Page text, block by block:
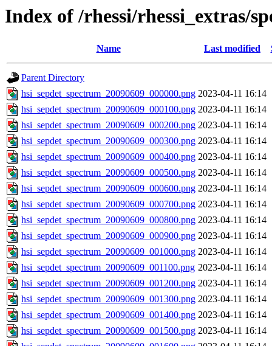
Index of /rhessi/rhessi_extras/
Name Last modified
Parent Directory
hsi_sepdet_spectrum_20090609_000000.png 2023-04-11 16:14
hsi_sepdet_spectrum_20090609_000100.png 2023-04-11 16:14
hsi_sepdet_spectrum_20090609_000200.png 2023-04-11 16:14
hsi_sepdet_spectrum_20090609_000300.png 2023-04-11 16:14
hsi_sepdet_spectrum_20090609_000400.png 2023-04-11 16:14
hsi_sepdet_spectrum_20090609_000500.png 2023-04-11 16:14
hsi_sepdet_spectrum_20090609_000600.png 2023-04-11 16:14
hsi_sepdet_spectrum_20090609_000700.png 2023-04-11 16:14
hsi_sepdet_spectrum_20090609_000800.png 2023-04-11 16:14
hsi_sepdet_spectrum_20090609_000900.png 2023-04-11 16:14
hsi_sepdet_spectrum_20090609_001000.png 2023-04-11 16:14
hsi_sepdet_spectrum_20090609_001100.png 2023-04-11 16:14
hsi_sepdet_spectrum_20090609_001200.png 2023-04-11 16:14
hsi_sepdet_spectrum_20090609_001300.png 2023-04-11 16:14
hsi_sepdet_spectrum_20090609_001400.png 2023-04-11 16:14
hsi_sepdet_spectrum_20090609_001500.png 2023-04-11 16:14